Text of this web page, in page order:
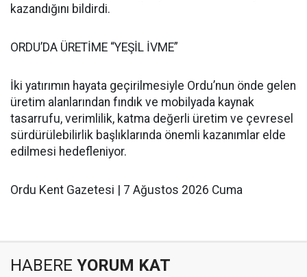
kazandığını bildirdi.
ORDU’DA ÜRETİME “YEŞİL İVME”
İki yatırımın hayata geçirilmesiyle Ordu’nun önde gelen
üretim alanlarından fındık ve mobilyada kaynak
tasarrufu, verimlilik, katma değerli üretim ve çevresel
sürdürülebilirlik başlıklarında önemli kazanımlar elde
edilmesi hedefleniyor.
Ordu Kent Gazetesi | 7 Ağustos 2026 Cuma
HABERE YORUM KAT